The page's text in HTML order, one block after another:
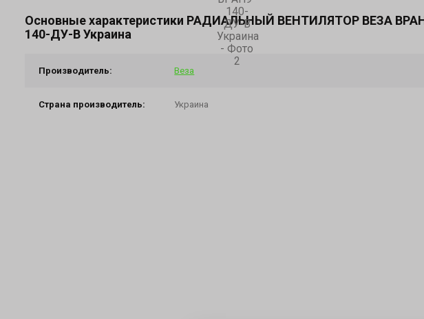
Основные характеристики РАДИАЛЬНЫЙ ВЕНТИЛЯТОР ВЕЗА
140-ДУ-В Украина
Производитель: Веза
Страна производитель: Украина